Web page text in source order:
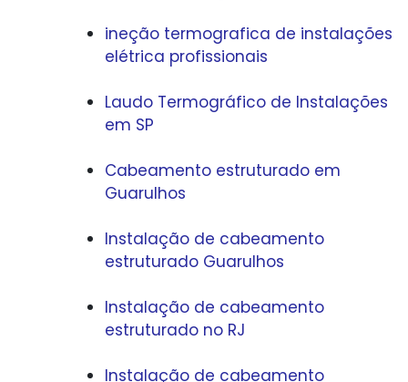
ineção termografica de instalações
elétrica profissionais
Laudo Termográfico de Instalações
em SP
Cabeamento estruturado em
Guarulhos
Instalação de cabeamento
estruturado Guarulhos
Instalação de cabeamento
estruturado no RJ
Instalação de cabeamento